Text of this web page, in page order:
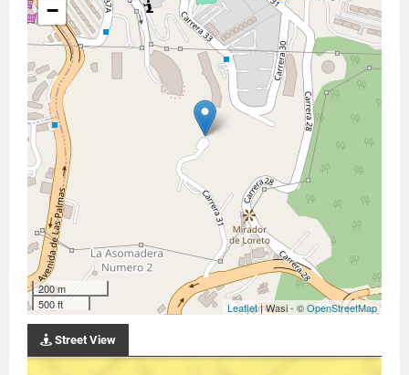
−
200 m
500 ft
Leaflet| Wasi - ©OpenStreetMap
Street View